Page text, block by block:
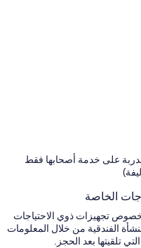
على خدمة أصحابها فقط
الخاصة
تجهيزات ذوي الاحتياجات
الفندقية من خلال المعلومات
تلقيتها بعد الحجز.